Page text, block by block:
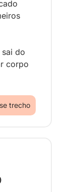
do
corpo
trecho